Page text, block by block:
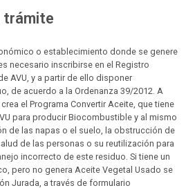
trámite
o establecimiento donde se genere
necesario inscribirse en el Registro
AVU, y a partir de ello disponer
de acuerdo a la Ordenanza 39/2012. A
el Programa Convertir Aceite, que tiene
para producir Biocombustible y al mismo
de las napas o el suelo, la obstrucción de
de las personas o su reutilización para
incorrecto de este residuo. Si tiene un
pero no genera Aceite Vegetal Usado se
Jurada, a través de formulario